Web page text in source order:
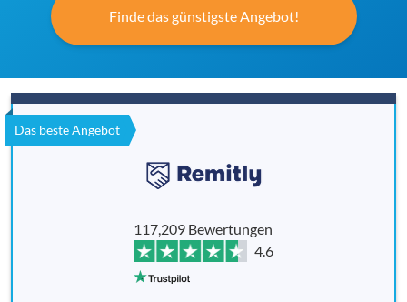
Finde das günstigste Angebot!
Das beste Angebot
117,209 Bewertungen
4.6